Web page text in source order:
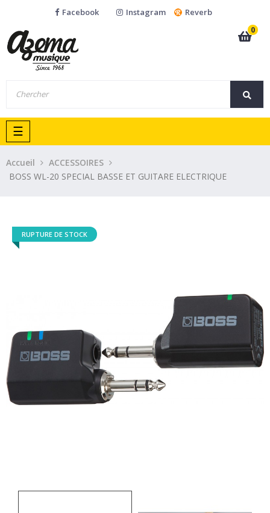
Facebook Instagram
Reverb
0
Basculer
la
navigation
☰
Accueil
ACCESSOIRES
BOSS WL-20 SPECIAL BASSE ET GUITARE ELECTRIQUE
RUPTURE DE STOCK